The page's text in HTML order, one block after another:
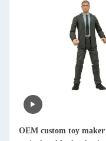
OEM custom toy